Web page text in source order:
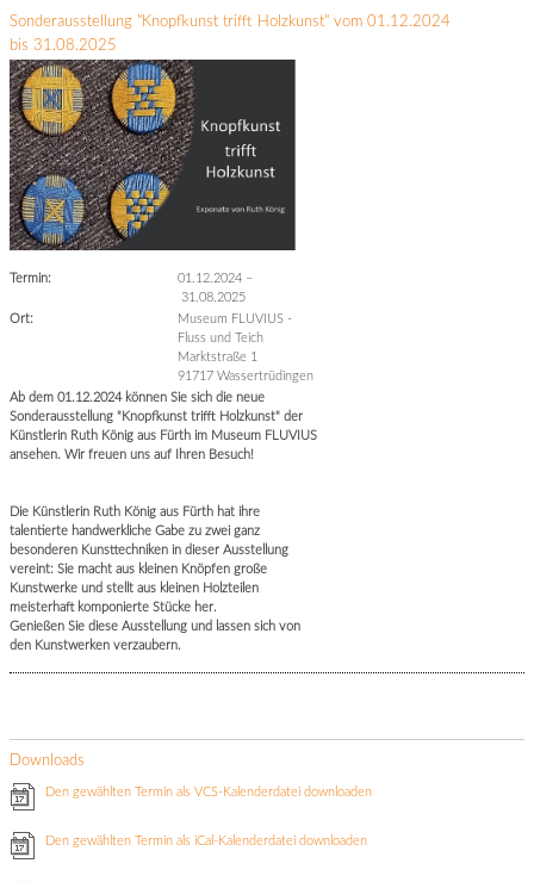
Sonderausstellung "Knopfkunst trifft Holzkunst" vom 01.12.2024
bis 31.08.2025
Termin: 01.12.2024 –
31.08.2025
Ort:
Museum FLUVIUS -
Fluss und Teich
Marktstraße 1
91717 Wassertrüdingen
Ab dem 01.12.2024 können Sie sich die neue
Sonderausstellung "Knopfkunst trifft Holzkunst" der
Künstlerin Ruth König aus Fürth im Museum FLUVIUS
ansehen. Wir freuen uns auf Ihren Besuch!
Die Künstlerin Ruth König aus Fürth hat ihre
talentierte handwerkliche Gabe zu zwei ganz
besonderen Kunsttechniken in dieser Ausstellung
vereint: Sie macht aus kleinen Knöpfen große
Kunstwerke und stellt aus kleinen Holzteilen
meisterhaft komponierte Stücke her.
Genießen Sie diese Ausstellung und lassen sich von
den Kunstwerken verzaubern.
Downloads
Den gewählten Termin als VCS-Kalenderdatei downloaden
Den gewählten Termin als iCal-Kalenderdatei downloaden